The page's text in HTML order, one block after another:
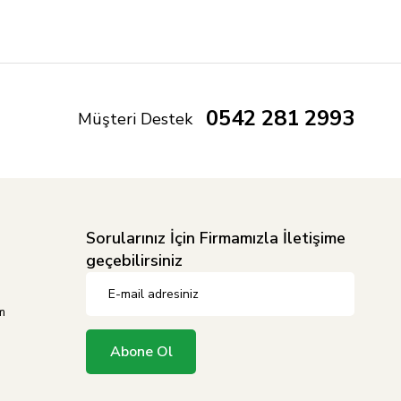
Müşteri Destek 0542 281 2993
Sorularınız İçin Firmamızla İletişime
geçebilirsiniz
Abone Ol